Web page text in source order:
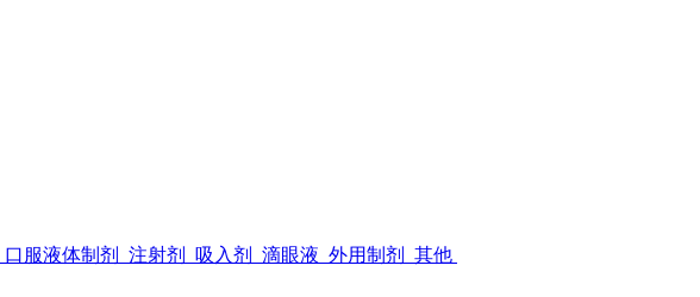
口服液体制剂 注射剂 吸入剂 滴眼液 外用制剂
其他